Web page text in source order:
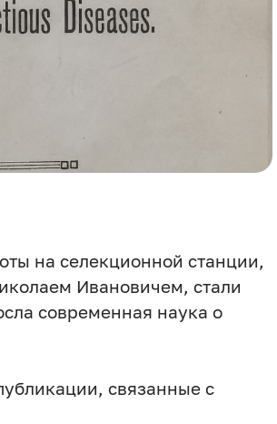
на селекционной станции,
Ивановичем, стали
современная наука о
связанные с